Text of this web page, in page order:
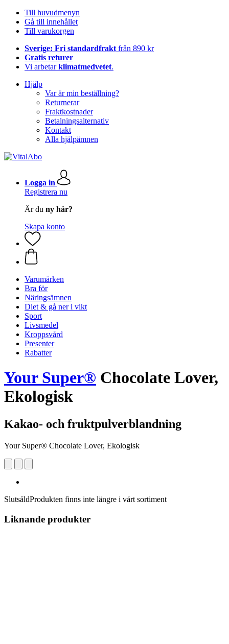
Till huvudmenyn
Gå till innehållet
Till varukorgen
Sverige: Fri standardfrakt från 890 kr
Gratis returer
Vi arbetarklimatmedvetet.
Hjälp
Var är min beställning?
Returnerar
Fraktkostnader
Betalningsalternativ
Kontakt
Alla hjälpämnen
Logga in
Registrera nu
Är du ny här?
Skapa konto
Varumärken
Bra för
Näringsämnen
Diet & gå ner i vikt
Sport
Livsmedel
Kroppsvård
Presenter
Rabatter
Your Super® Chocolate Lover,
Ekologisk
Kakao- och fruktpulverblandning
Your Super® Chocolate Lover, Ekologisk
SlutsåldProdukten finns inte längre i vårt sortiment
Liknande produkter